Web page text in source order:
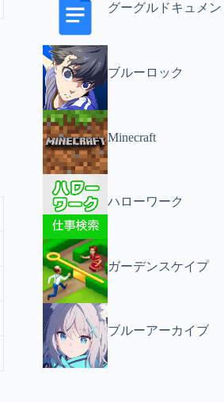
グーグルドキュメン
ブルーロック
Minecraft
ハローワーク
ガーデンスケイプ
ブルーアーカイブ